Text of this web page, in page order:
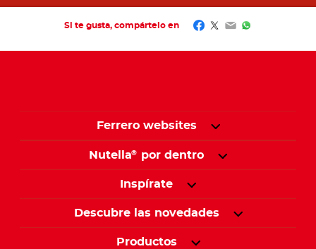
Si te gusta, compártelo en Facebook
Twitter
EmailWhatsApp
Ferrero websites
Nutella® por dentro
Inspírate
Descubre las novedades
Productos